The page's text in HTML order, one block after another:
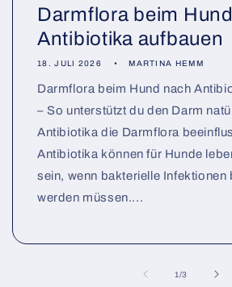
Darmflora beim
Antibiotika aufbauen
18. JULI 2026 MARTINA HEMM
Darmflora beim Hund nach
– So unterstützt du den Darm
Antibiotika die Darmflora
Antibiotika können für Hunde
sein, wenn bakterielle Infektionen
werden müssen....
1/von
3